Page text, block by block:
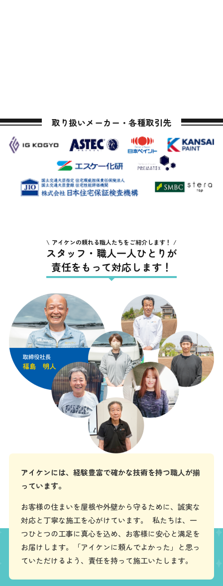
取り扱いメーカー・各種取引先
アイケンの頼れる職人たちをご紹介します！
スタッフ・職人一人ひとりが
責任をもって対応します！
アイケンには、経験豊富で確かな技術を持つ職人が揃
っています。
お客様の住まいを屋根や外壁から守るために、誠実な
対応と丁寧な施工を心がけています。 私たちは、一
つひとつの工事に真心を込め、お客様に安心と満足を
お届けします。「アイケンに頼んでよかった」と思っ
ていただけるよう、責任を持って施工いたします。